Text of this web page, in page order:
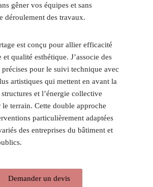
gêner vos équipes et sans
déroulement des travaux.
est conçu pour allier efficacité
qualité esthétique. J’associe des
précises pour le suivi technique avec
artistiques qui mettent en avant la
et l’énergie collective
terrain. Cette double approche
particulièrement adaptées
des entreprises du bâtiment et
Demander un devis